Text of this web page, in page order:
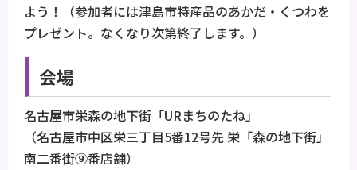
よう！（参加者には津島市特産品のあかだ・くつわを
プレゼント。なくなり次第終了します。）
会場
名古屋市栄森の地下街「URまちのたね」
（名古屋市中区栄三丁目5番12号先 栄「森の地下街」
南二番街⑨番店舗）